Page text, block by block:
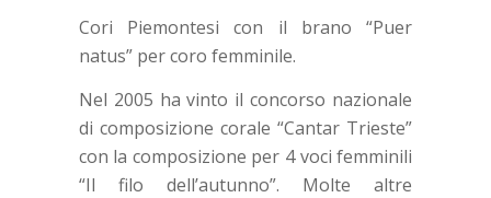
Cori Piemontesi con il brano “Puer
natus” per coro femminile.
Nel 2005 ha vinto il concorso nazionale
di composizione corale “Cantar Trieste”
con la composizione per 4 voci femminili
“Il filo dell’autunno”. Molte altre